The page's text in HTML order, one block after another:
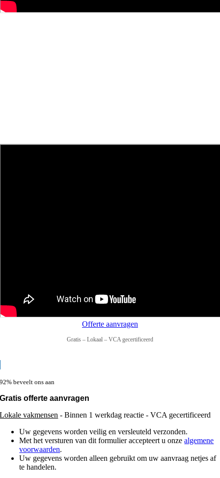
Offerte aanvragen
Gratis – Lokaal – VCA gecertificeerd
92% beveelt ons aan
Gratis offerte aanvragen
Lokale vakmensen - Binnen 1 werkdag reactie - VCA gecertificeerd
Uw gegevens worden veilig en versleuteld verzonden.
Met het versturen van dit formulier accepteert u onzealgemene
voorwaarden.
Uw gegevens worden alleen gebruikt om uw aanvraag netjes af
te handelen.